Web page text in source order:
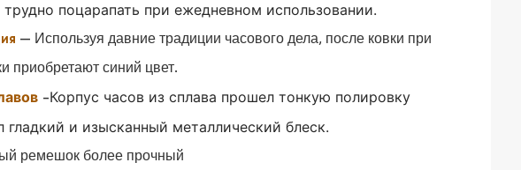
поцарапать при ежедневном использовании.
— Используя давние традиции часового дела, после ковки при
приобретают синий цвет.
-Корпус часов из сплава прошел тонкую полировку
и изысканный металлический блеск.
ремешок более прочный